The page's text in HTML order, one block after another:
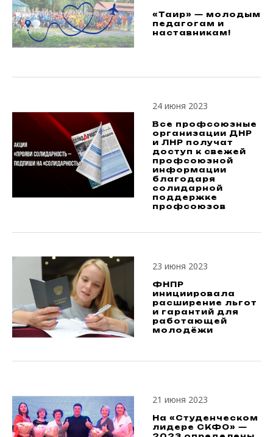
«Таир» — молодым
педагогам и
наставникам!
24 июня 2023
Все профсоюзные
организации ДНР
и ЛНР получат
доступ к свежей
профсоюзной
информации
благодаря
солидарной
поддержке
профсоюзов
23 июня 2023
ФНПР
инициировала
расширение льгот
и гарантий для
работающей
молодёжи
21 июня 2023
На «Cтуденческом
лидере СКФО» —